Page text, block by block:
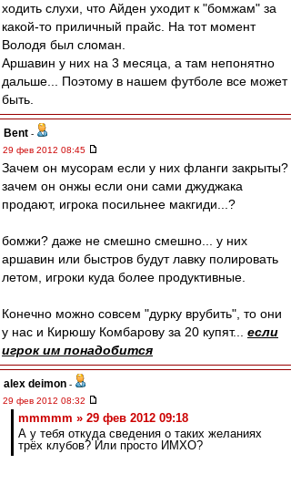
ходить слухи, что Айден уходит к "бомжам" за
какой-то приличный прайс. На тот момент
Володя был сломан.
Аршавин у них на 3 месяца, а там непонятно
дальше... Поэтому в нашем футболе все может
быть.
Bent -
29 фев 2012 08:45
Зачем он мусорам если у них фланги закрыты?
зачем он онжы если они сами джуджака
продают, игрока посильнее макгиди...?
бомжи? даже не смешно смешно... у них
аршавин или быстров будут лавку полировать
летом, игроки куда более продуктивные.
Конечно можно совсем "дурку врубить", то они
у нас и Кирюшу Комбарову за 20 купят... если
игрок им понадобится
alex deimon -
29 фев 2012 08:32
mmmmm » 29 фев 2012 09:18
А у тебя откуда сведения о таких желаниях
трёх клубов? Или просто ИМХО?